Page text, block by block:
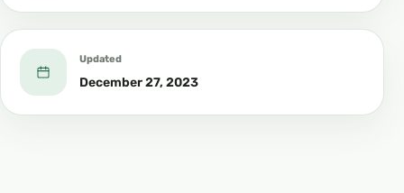
Updated
December 27, 2023